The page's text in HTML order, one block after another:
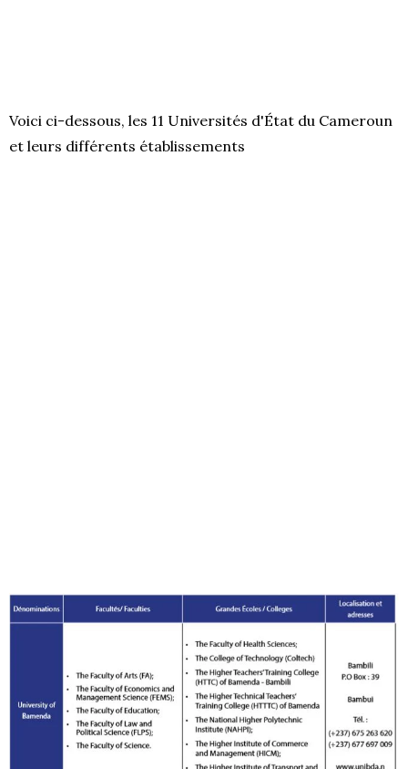
Voici ci-dessous, les 11 Universités d'État du Cameroun
et leurs différents établissements